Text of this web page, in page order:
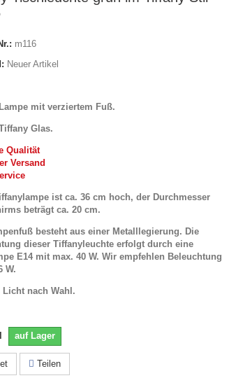
m116
Neuer Artikel
mit verziertem Fuß.
Glas.
Qualität
Versand
ist ca. 36 cm hoch, der Durchmesser
beträgt ca. 20 cm.
besteht aus einer Metalllegierung. Die
dieser Tiffanyleuchte erfolgt durch eine
E14 mit max. 40 W. Wir empfehlen Beleuchtung
W.
Licht nach Wahl.
auf Lager
Teilen